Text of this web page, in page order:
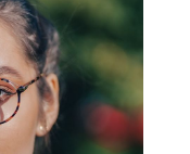
Oui
Oui